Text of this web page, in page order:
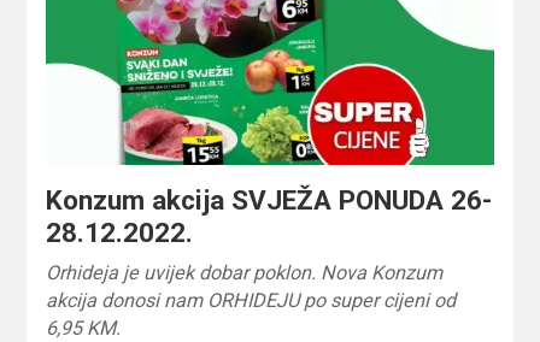
Konzum akcija SVJEŽA PONUDA 26-
28.12.2022.
Orhideja je uvijek dobar poklon. Nova Konzum
akcija donosi nam ORHIDEJU po super cijeni od
6,95 KM.